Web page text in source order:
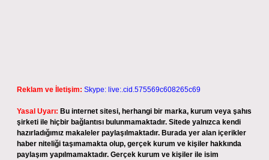
Reklam ve İletişim: Skype: live:.cid.575569c608265c69
Yasal Uyarı: Bu internet sitesi, herhangi bir marka, kurum veya şahıs
şirketi ile hiçbir bağlantısı bulunmamaktadır. Sitede yalnızca kendi
hazırladığımız makaleler paylaşılmaktadır. Burada yer alan içerikler
haber niteliği taşımamakta olup, gerçek kurum ve kişiler hakkında
paylaşım yapılmamaktadır. Gerçek kurum ve kişiler ile isim